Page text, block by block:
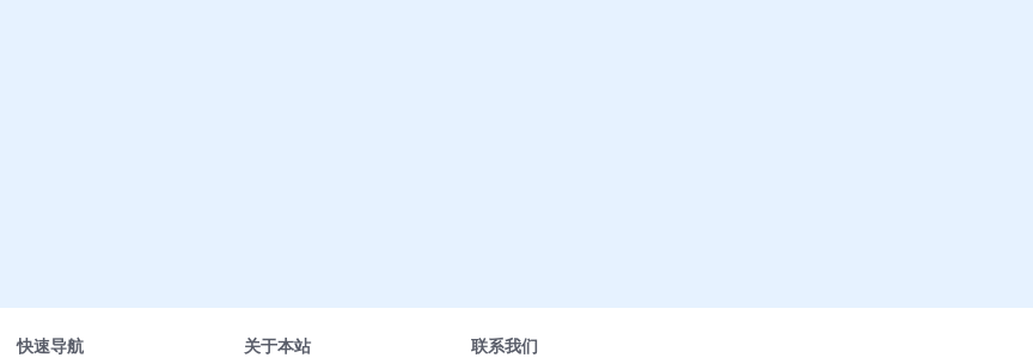
快速导航
关于本站
联系我们